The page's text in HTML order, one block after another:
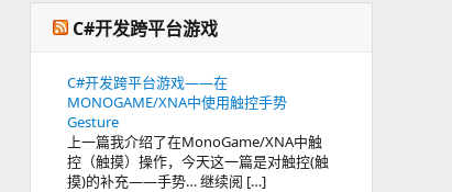
C#开发跨平台游戏
C#开发跨平台游戏——在
MONOGAME/XNA中使用触控手势
Gesture
上一篇我介绍了在MonoGame/XNA中触
控（触摸）操作，今天这一篇是对触控(触
摸)的补充——手势… 继续阅 […]